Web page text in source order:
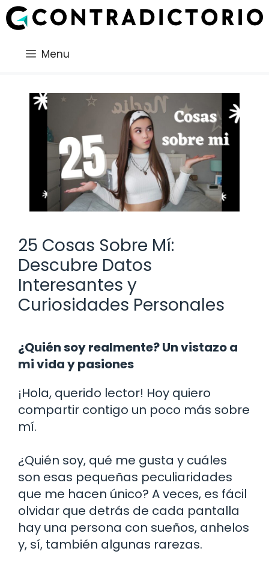
Saltar
al
Menu
25 Cosas Sobre Mí:
Descubre Datos
Interesantes y
Curiosidades Personales
¿Quién soy realmente? Un vistazo a
mi vida y pasiones
¡Hola, querido lector! Hoy quiero
compartir contigo un poco más sobre
mí.
¿Quién soy, qué me gusta y cuáles
son esas pequeñas peculiaridades
que me hacen único? A veces, es fácil
olvidar que detrás de cada pantalla
hay una persona con sueños, anhelos
y, sí, también algunas rarezas.